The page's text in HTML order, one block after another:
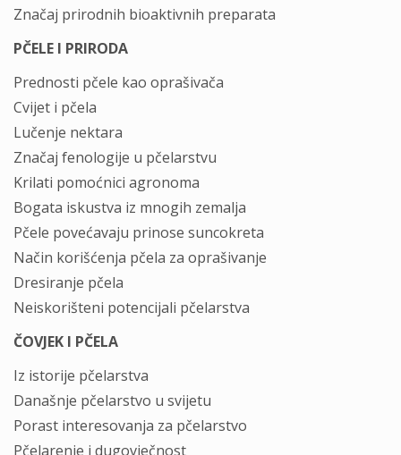
Značaj prirodnih bioaktivnih preparata
PČELE I PRIRODA
Prednosti pčele kao oprašivača
Cvijet i pčela
Lučenje nektara
Značaj fenologije u pčelarstvu
Krilati pomoćnici agronoma
Bogata iskustva iz mnogih zemalja
Pčele povećavaju prinose suncokreta
Način korišćenja pčela za oprašivanje
Dresiranje pčela
Neiskorišteni potencijali pčelarstva
ČOVJEK I PČELA
Iz istorije pčelarstva
Današnje pčelarstvo u svijetu
Porast interesovanja za pčelarstvo
Pčelarenje i dugovječnost